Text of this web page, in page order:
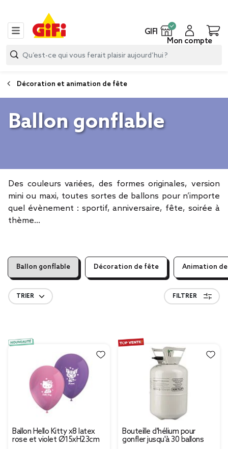
GIFI
Mon compte
Décoration et animation de fête
Ballon gonflable
Des couleurs variées, des formes originales, version
mini ou maxi, toutes sortes de ballons pour n’importe
quel évènement : sportif, anniversaire, fête, soirée à
thème…
Ballon gonflable Décoration de fête Animation
TRIER FILTRER
Ballon Hello Kitty x8 latex
rose et violet Ø15xH23cm
Bouteille d'hélium pour
gonfler jusqu'à 30 ballons